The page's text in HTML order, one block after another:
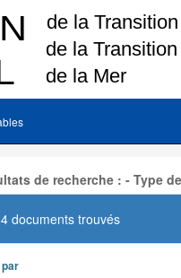
de recherche : - Type
documents trouvés